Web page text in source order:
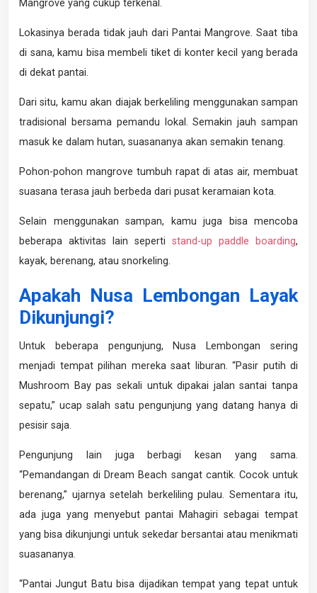
Mangrove yang cukup terkenal.
Lokasinya berada tidak jauh dari Pantai Mangrove. Saat tiba
di sana, kamu bisa membeli tiket di konter kecil yang berada
di dekat pantai.
Dari situ, kamu akan diajak berkeliling menggunakan sampan
tradisional bersama pemandu lokal. Semakin jauh sampan
masuk ke dalam hutan, suasananya akan semakin tenang.
Pohon-pohon mangrove tumbuh rapat di atas air, membuat
suasana terasa jauh berbeda dari pusat keramaian kota.
Selain menggunakan sampan, kamu juga bisa mencoba
beberapa aktivitas lain seperti stand-up paddle boarding,
kayak, berenang, atau snorkeling.
Apakah Nusa Lembongan Layak
Dikunjungi?
Untuk beberapa pengunjung, Nusa Lembongan sering
menjadi tempat pilihan mereka saat liburan. “Pasir putih di
Mushroom Bay pas sekali untuk dipakai jalan santai tanpa
sepatu,” ucap salah satu pengunjung yang datang hanya di
pesisir saja.
Pengunjung lain juga berbagi kesan yang sama.
“Pemandangan di Dream Beach sangat cantik. Cocok untuk
berenang,” ujarnya setelah berkeliling pulau. Sementara itu,
ada juga yang menyebut pantai Mahagiri sebagai tempat
yang bisa dikunjungi untuk sekedar bersantai atau menikmati
suasananya.
“Pantai Jungut Batu bisa dijadikan tempat yang tepat untuk